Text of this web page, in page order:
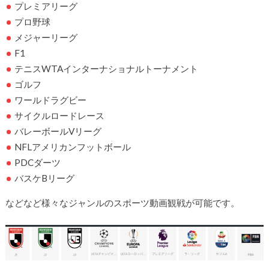
プレミアリーグ
プロ野球
メジャーリーグ
F1
テニスWTAインターナショナルトーナメント
ゴルフ
ワールドラグビー
サイクルロードレース
バレーボールVリーグ
NFLアメリカンフットボール
PDCダーツ
バスケBリーグ
などなど様々なジャンルのスポーツ動画観戦が可能です。